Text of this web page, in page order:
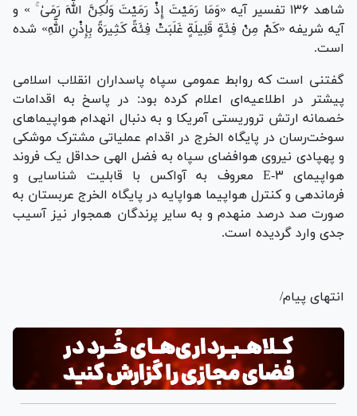
شاهد ۱۳۶ تفسیر آیه «وَمَا رَمَیْتَ إِذْ رَمَیْتَ وَلَٰکِنَّ اللَّهَ رَمَىٰ ۚ » و
آیه شریفه «کَمْ مِنْ فِئَةٍ قَلِیلَةٍ غَلَبَتْ فِئَةً کَثِیرَةً بِإِذْنِ اللَّهِ» شده
است.
گفتنی است که روابط عمومی سپاه پاسداران انقلاب اسلامی
پیشتر در اطلاعیه‌ای اعلام کرده بود: در پاسخ به اقدامات
خصمانه ارتش تروریستی آمریکا و به دنبال انهدام هواپیما‌های
سوخت‌رسان در پایگاه الخرج در اقدام عملیاتی مشترک موشکی
و پهپادی نیروی هوافضای سپاه به فضل الهی حداقل یک فروند
هواپیمای E-۳ معروف به آواکس با قابلیت شناسایی و
فرماندهی و کنترل هواپیما هواپایه در پایگاه الخرج عربستان به
صورت صد درصد منهدم و به سایر پرندگان همجوار نیز آسیب
جدی وارد گردیده است.
انتهای پیام/